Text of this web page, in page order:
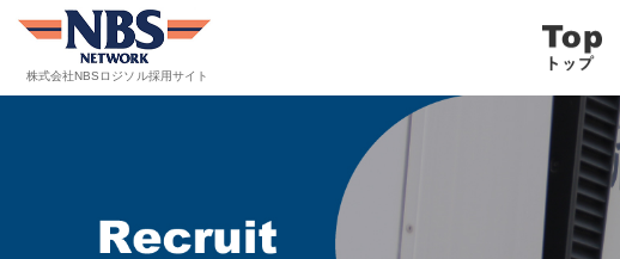
株式会社NBSロジソル採用サイト